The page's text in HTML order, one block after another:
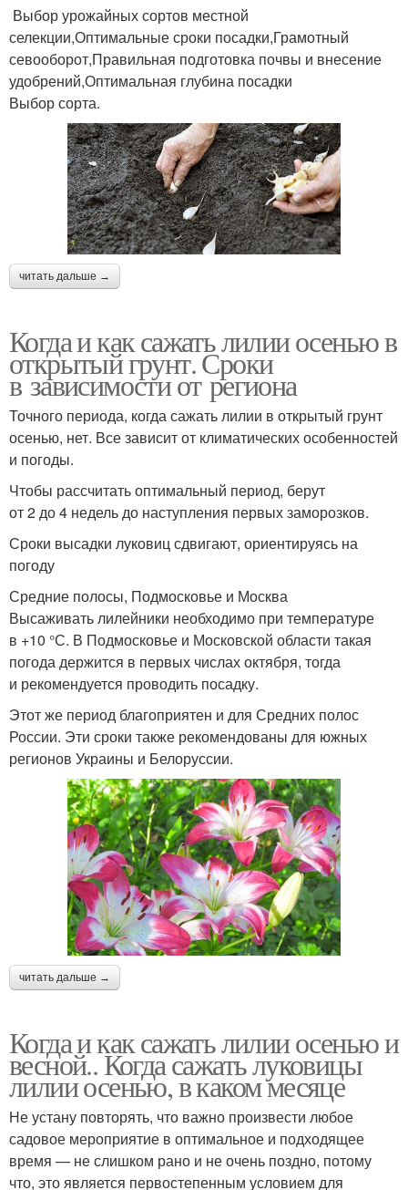
Выбор урожайных сортов местной
селекции,Оптимальные сроки посадки,Грамотный
севооборот,Правильная подготовка почвы и внесение
удобрений,Оптимальная глубина посадки
Выбор сорта.
читать дальше →
Когда и как сажать лилии осенью в
открытый грунт. Сроки
в зависимости от региона
Точного периода, когда сажать лилии в открытый грунт
осенью, нет. Все зависит от климатических особенностей
и погоды.
Чтобы рассчитать оптимальный период, берут
от 2 до 4 недель до наступления первых заморозков.
Сроки высадки луковиц сдвигают, ориентируясь на
погоду
Средние полосы, Подмосковье и Москва
Высаживать лилейники необходимо при температуре
в +10 °С. В Подмосковье и Московской области такая
погода держится в первых числах октября, тогда
и рекомендуется проводить посадку.
Этот же период благоприятен и для Средних полос
России. Эти сроки также рекомендованы для южных
регионов Украины и Белоруссии.
читать дальше →
Когда и как сажать лилии осенью и
весной.. Когда сажать луковицы
лилии осенью, в каком месяце
Не устану повторять, что важно произвести любое
садовое мероприятие в оптимальное и подходящее
время — не слишком рано и не очень поздно, потому
что, это является первостепенным условием для